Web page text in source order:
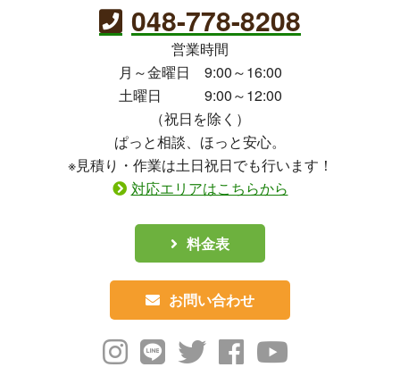
048-778-8208
営業時間
月～金曜日 9:00～16:00
土曜日 9:00～12:00
（祝日を除く）
ぱっと相談、ほっと安心。
※見積り・作業は土日祝日でも行います！
対応エリアはこちらから
料金表
お問い合わせ